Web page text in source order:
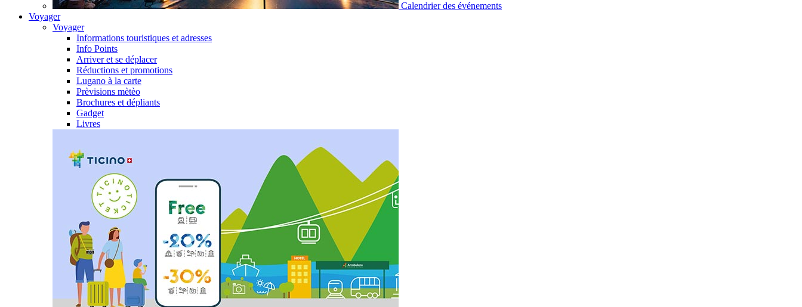
Calendrier des événements
Voyager
Voyager
Informations touristiques et adresses
Info Points
Arriver et se déplacer
Réductions et promotions
Lugano à la carte
Prèvisions mètèo
Brochures et dépliants
Gadget
Livres